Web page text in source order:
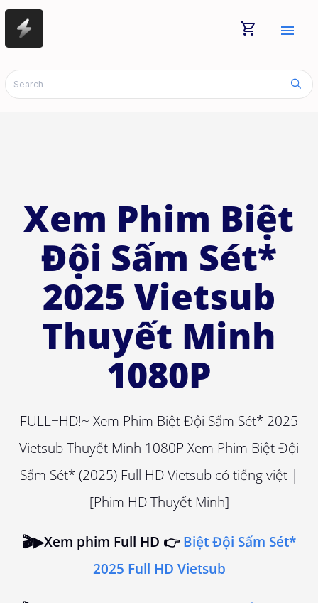
shopping_cart menu
Xem Phim Biệt
Đội Sấm Sét*
2025 Vietsub
Thuyết Minh
1080P
FULL+HD!~ Xem Phim Biệt Đội Sấm Sét* 2025
Vietsub Thuyết Minh 1080P Xem Phim Biệt Đội
Sấm Sét* (2025) Full HD Vietsub có tiếng việt |
[Phim HD Thuyết Minh]
🎬▶Xem phim Full HD 👉Biệt Đội Sấm Sét*
2025 Full HD Vietsub